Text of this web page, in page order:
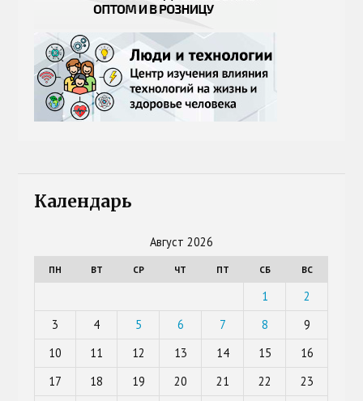
Календарь
Август 2026
ПН ВТ СР ЧТ ПТ СБ ВС
1
2
3
4 5 6 7 8
9
10
11 12 13 14 15
16
17
18 19 20 21 22
23